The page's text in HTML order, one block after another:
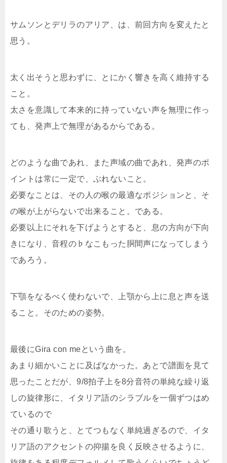
サムソンとデリラのアリア、は、前回方向を変えたと
思う。
太く出そうと思わずに、とにかく響きを高く維持する
こと。
太さを意識して本来的に持っていない声を無理に作っ
ても、発声上で無理があるからである。
どのような曲であれ、また声域の曲であれ、発声のポ
イントは常に一定で、ぶれないこと。
必要なことは、その人の喉の最適なポジションと、そ
の喉が上がらないで出来ること。である。
必要以上にそれを下げようとすると、息の方向が下向
きになり、音程の♭なこもった胴間声になってしまう
であろう。
下顎をなるべく使わないで、上顎から上に息と声を送
ること。そのための姿勢。
最後にGira con meという曲を。
あまり細かいことに及ばなかった。あとで譜面を見て
思ったことだが、9/8拍子上を8分音符の単純な繰り返
しの旋律形に、イタリア語のシラブルを一個ずつはめ
ているので
その通り歌うと、とてつもなく単純過ぎるので、イタ
リア語のアクセントの抑揚を良く反映させるように、